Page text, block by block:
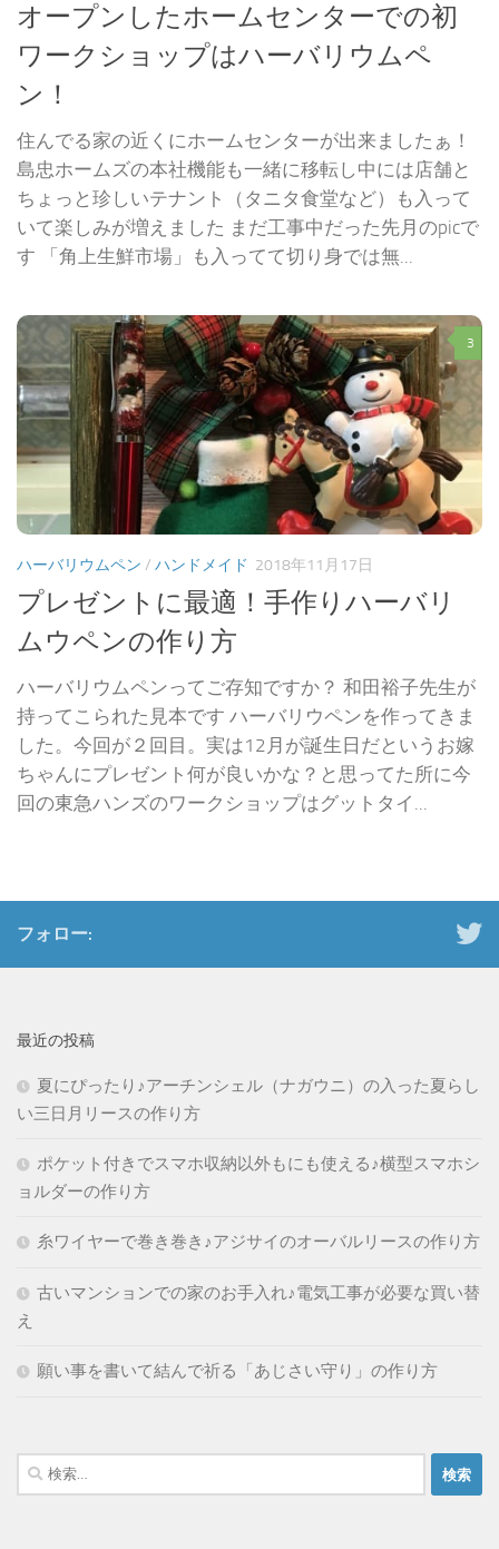
オープンしたホームセンターでの初
ワークショップはハーバリウムペ
ン！
住んでる家の近くにホームセンターが出来ましたぁ！
島忠ホームズの本社機能も一緒に移転し中には店舗と
ちょっと珍しいテナント（タニタ食堂など）も入って
いて楽しみが増えました まだ工事中だった先月のpicで
す 「角上生鮮市場」も入ってて切り身では無...
3
ハーバリウムペン / ハンドメイド 2018年11月17日
プレゼントに最適！手作りハーバリ
ムウペンの作り方
ハーバリウムペンってご存知ですか？ 和田裕子先生が
持ってこられた見本です ハーバリウペンを作ってきま
した。今回が２回目。実は12月が誕生日だというお嫁
ちゃんにプレゼント何が良いかな？と思ってた所に今
回の東急ハンズのワークショップはグットタイ...
フォロー:
最近の投稿
夏にぴったり♪アーチンシェル（ナガウニ）の入った夏らし
い三日月リースの作り方
ポケット付きでスマホ収納以外もにも使える♪横型スマホシ
ョルダーの作り方
糸ワイヤーで巻き巻き♪アジサイのオーバルリースの作り方
古いマンションでの家のお手入れ♪電気工事が必要な買い替
え
願い事を書いて結んで祈る「あじさい守り」の作り方
検
索: